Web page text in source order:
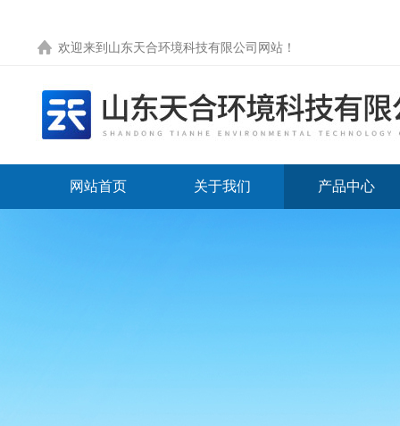
欢迎来到 山东天合环境科技有限公司网站 ！
网站首页 关于我们 产品中心